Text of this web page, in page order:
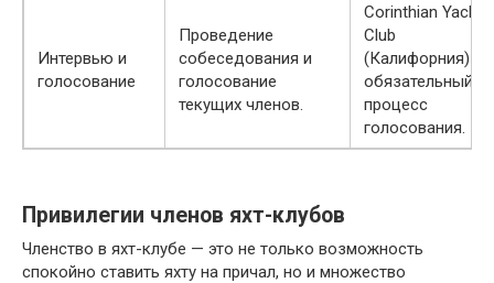
Интервью и
голосование
Проведение
собеседования и
голосование
текущих членов.
Corinthian Yacht
Club
(Калифорния) –
обязательный
процесс
голосования.
Привилегии членов яхт-клубов
Членство в яхт-клубе — это не только возможность
спокойно ставить яхту на причал, но и множество